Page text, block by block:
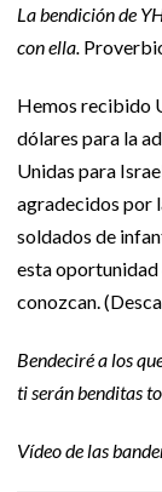
La bendición de
con ella.
Hemos recibido
dólares para la
Unidas para
agradecidos por
soldados de
esta oportunidad
conozcan.
Bendeciré a los
ti serán benditas
Vídeo de las